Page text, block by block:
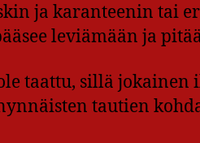
ja karanteenin tai
leviämään ja
taattu, sillä
tautien